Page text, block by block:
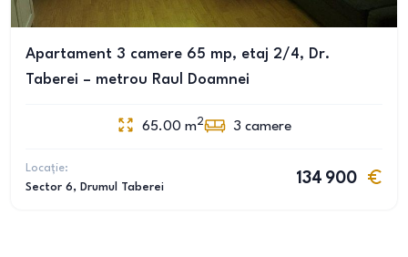
Apartament 3 camere 65 mp, etaj 2/4, Dr.
Taberei – metrou Raul Doamnei
65.00 m2 3 camere
Locație:
Sector 6, Drumul Taberei
134 900